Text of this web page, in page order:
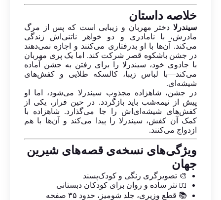
خلاصه داستان
سیندرلادختر مهربان و زیبایی است که پس از مرگ
مادرش، با نامادری و دو خواهر ناتنی‌اش زندگی
می‌کند. آن‌ها با او بدرفتاری می‌کنند و اجازه نمی‌دهند
در جشن باشکوه قصر شرکت کند. اما یک پری مهربان
با جادوی خود، سیندرلا را برای رفتن به جشن آماده
می‌کند—با لباس زیبا، کالسکه طلایی و کفش‌های
شیشه‌ای.
در جشن، شاهزاده مجذوب سیندرلا می‌شود، اما او
پیش از نیمه‌شب باید بازگردد. در حین فرار، یکی از
کفش‌های شیشه‌ای‌اش را جا می‌گذارد. شاهزاده با
کمک آن کفش، سیندرلا را پیدا می‌کند و آن‌ها با هم
ازدواج می‌کنند.
ویژگی‌های نسخه‌ی قصه‌های شیرین
جهان
🎨 تصویرگری رنگی و کودک‌پسند
📖 نثر ساده و روان برای کودکان دبستانی
📚 قطع وزیری، جلد شومیز، حدود ۳۵ صفحه